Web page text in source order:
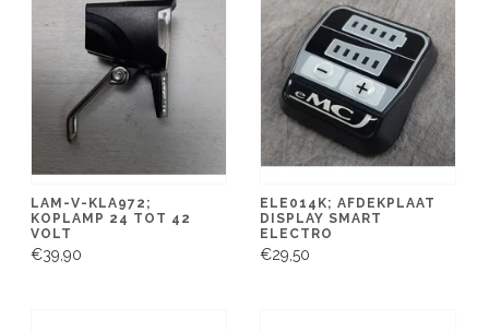
LAM-V-KLA972;
KOPLAMP 24 TOT 42
VOLT
€39,90
ELE014K; AFDEKPLAAT
DISPLAY SMART
ELECTRO
€29,50